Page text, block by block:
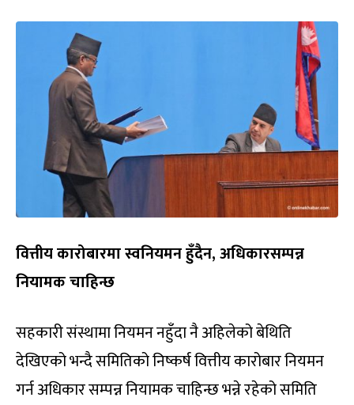
वित्तीय कारोबारमा स्वनियमन हुँदैन, अधिकारसम्पन्न
नियामक चाहिन्छ
सहकारी संस्थामा नियमन नहुँदा नै अहिलेको बेथिति
देखिएको भन्दै समितिको निष्कर्ष वित्तीय कारोबार नियमन
गर्न अधिकार सम्पन्न नियामक चाहिन्छ भन्ने रहेको समिति